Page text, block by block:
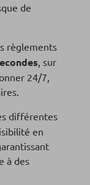
de
règlements
, sur
24/7,
différentes
en
à des